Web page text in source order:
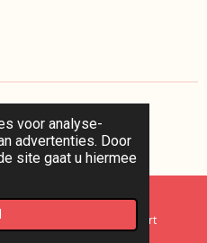
voor analyse-
advertenties. Door
site gaat u hiermee
privacy/retourneren
Kaart